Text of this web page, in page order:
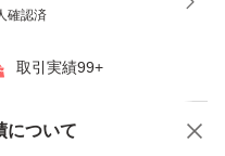
確認済
取引実績99+
について商品への質問